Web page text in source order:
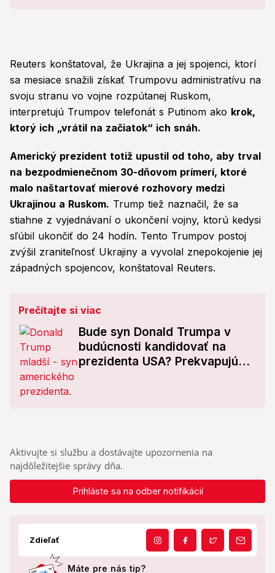
Reuters konštatoval, že Ukrajina a jej spojenci, ktorí
sa mesiace snažili získať Trumpovu administratívu na
svoju stranu vo vojne rozpútanej Ruskom,
interpretujú Trumpov telefonát s Putinom ako krok,
ktorý ich „vrátil na začiatok“ ich snáh.
Americký prezident totiž upustil od toho, aby trval
na bezpodmienečnom 30-dňovom prímerí, ktoré
malo naštartovať mierové rozhovory medzi
Ukrajinou a Ruskom. Trump tiež naznačil, že sa
stiahne z vyjednávaní o ukončení vojny, ktorú kedysi
sľúbil ukončiť do 24 hodín. Tento Trumpov postoj
zvýšil zraniteľnosť Ukrajiny a vyvolal znepokojenie jej
západných spojencov, konštatoval Reuters.
Prečítajte si viac
Bude syn Donald Trumpa v
budúcnosti kandidovať na
prezidenta USA? Prekvapujúca
Aktivujte si službu a dostávajte upozornenia na
najdôležitejšie správy dňa.
Prihláste sa na odber notifikácií
Zdieľať
Máte pre nás tip?